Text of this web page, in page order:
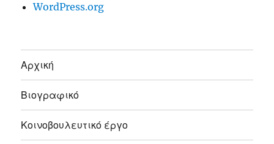
WordPress.org
Αρχική
Βιογραφικό
Κοινοβουλευτικό έργο